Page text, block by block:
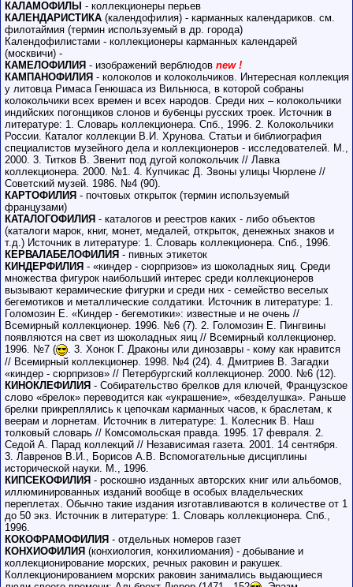
КАЛАМОФИЛЫ - коллекционеры перьев
КАЛЕНДАРИСТИКА (календофилия) - карманных календариков. см.
филотаймия (термин используемый в др. города)
Календофилистами - коллекционеры карманных календарей
(москвичи) -
КАМЕЛОФИЛИЯ - изображений верблюдов new !
КАМПАНОФИЛИЯ - колоколов и колокольчиков. Интересная коллекция
у литовца Римаса Генюшаса из Вильнюса, в которой собраны
колокольчики всех времен и всех народов. Среди них – колокольчики
индийских погонщиков слонов и бубенцы русских троек. Источник в
литературе: 1. Словарь коллекционера. Спб., 1996. 2. Колокольчики
России. Каталог коллекции В.И. Хрунова. Статьи и библиография
специалистов музейного дела и коллекционеров - исследователей. М.,
2000. 3. Титков В. Звенит под дугой колокольчик // Лавка
коллекционера. 2000. №1. 4. Купчикас Д. Звоны улицы Чюрлене //
Советский музей. 1986. №4 (90).
КАРТОФИЛИЯ - почтовых открыток (термин используемый
французами)
КАТАЛОГОФИЛИЯ - каталогов и реестров каких - либо объектов
(каталоги марок, книг, монет, медалей, открыток, денежных знаков и
т.д.) Источник в литературе: 1. Словарь коллекционера. Спб., 1996.
КЕРВАЛАБЕЛОФИЛИЯ - пивных этикеток
КИНДЕРФИЛИЯ - «киндер - сюрпризов» из шоколадных яиц. Среди
множества фигурок наибольший интерес среди коллекционеров
вызывают керамические фигурки и среди них - семейство веселых
бегемотиков и металлические солдатики. Источник в литературе: 1.
Голомозин Е. «Киндер - бегемотики»: известные и не очень //
Всемирный коллекционер. 1996. №6 (7). 2. Голомозин Е. Пингвины
появляются на свет из шоколадных яиц // Всемирный коллекционер.
1996. №7 (
. 3. Хонок Г. Драконы или динозавры - кому как нравится
// Всемирный коллекционер. 1998. №4 (24). 4. Дмитриев В. Загадки
«киндер - сюрпризов» // Петербургский коллекционер. 2000. №6 (12).
КИНОКЛЕФИЛИЯ - Собирательство брелков для ключей, Французское
слово «брелок» переводится как «украшение», «безделушка». Раньше
брелки прикреплялись к цепочкам карманных часов, к браслетам, к
веерам и лорнетам. Источник в литературе: 1. Колесник В. Наш
толковый словарь // Комсомольская правда. 1995. 17 февраля. 2.
Седой А. Парад коллекций // Независимая газета. 2001. 14 сентября.
3. Лавренов В.И., Борисов А.В. Вспомогательные дисциплины
исторической науки. М., 1996.
КИПСЕКОФИЛИЯ - роскошно изданных авторских книг или альбомов,
иллюминированных изданий вообще в особых владельческих
переплетах. Обычно такие издания изготавливаются в количестве от 1
до 50 экз. Источник в литературе: 1. Словарь коллекционера. Спб.,
1996.
КОКОФРАМОФИЛИЯ - отдельных номеров газет
КОНХИОФИЛИЯ (конхиология, конхилиомания) - добывание и
коллекционирование морских, речных раковин и ракушек.
Коллекционированием морских раковин занимались выдающиеся